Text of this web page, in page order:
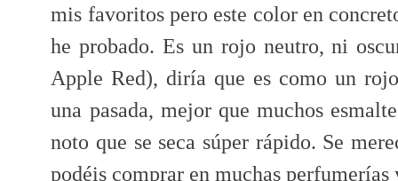
mis favoritos pero este color en
he probado. Es un rojo neutro, ni
Apple Red), diría que es como un
una pasada, mejor que muchos
noto que se seca súper rápido. Se
podéis comprar en muchas perfumerías